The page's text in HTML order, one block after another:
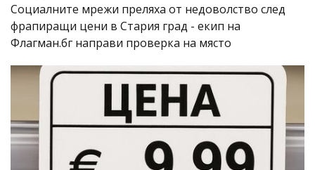
Социалните мрежи преляха от недоволство след
фрапиращи цени в Стария град - екип на
Флагман.бг направи проверка на място